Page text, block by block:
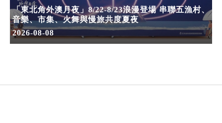
「東北角外澳月夜」8/22-8/23浪漫登場 串聯五漁村、
音樂、市集、火舞與慢旅共度夏夜
2026-08-08